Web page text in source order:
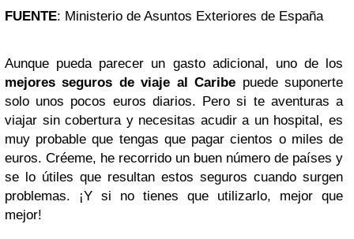
FUENTE: Ministerio de Asuntos Exteriores de España
Aunque pueda parecer un gasto adicional, uno de los
mejores seguros de viaje al Caribe puede suponerte
solo unos pocos euros diarios. Pero si te aventuras a
viajar sin cobertura y necesitas acudir a un hospital, es
muy probable que tengas que pagar cientos o miles de
euros. Créeme, he recorrido un buen número de países y
se lo útiles que resultan estos seguros cuando surgen
problemas. ¡Y si no tienes que utilizarlo, mejor que
mejor!